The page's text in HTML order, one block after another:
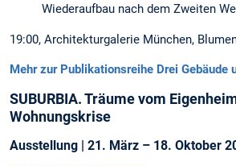
Wiederaufbau nach dem Zweiten
19:00, Architekturgalerie München,
Mehr zur Publikationsreihe Drei Gebäude
SUBURBIA. Träume vom
Wohnungskrise
Ausstellung | 21. März – 18. Oktober